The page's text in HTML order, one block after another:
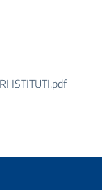
ISTITUTI.pdf